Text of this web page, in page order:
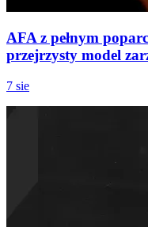
AFA z pełnym
przejrzysty model
7 sie